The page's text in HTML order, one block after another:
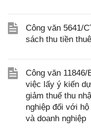
Công văn 5641/
sách thu tiền
Công văn
việc lấy ý kiến
giảm thuế thu
nghiệp đối với
và doanh nghiệp